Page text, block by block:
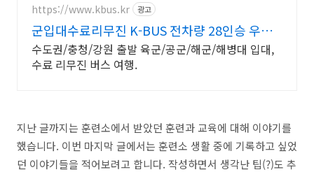
논산 현지인&수료식 맛집!
https://www.kbus.kr 광고
군입대수료리무진 K-BUS 전차량 28인승 우등
리무진
수도권/충청/강원 출발 육군/공군/해군/해병대 입대,
수료 리무진 버스 여행.
지난 글까지는 훈련소에서 받았던 훈련과 교육에 대해 이야기를
했습니다. 이번 마지막 글에서는 훈련소 생활 중에 기록하고 싶었
던 이야기들을 적어보려고 합니다. 작성하면서 생각난 팁(?)도 추